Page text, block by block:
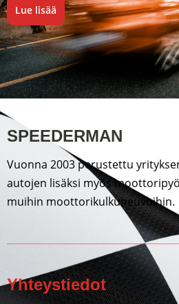
Lue lisää
SPEEDERMAN
Vuonna 2003 perustettu
autojen lisäksi myös
muihin moottorikulkuneuvoihin.
Yhteystiedot